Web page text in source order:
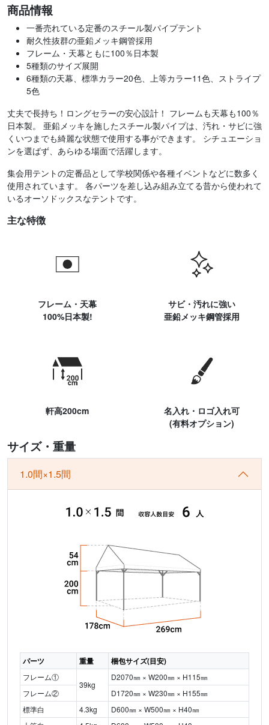
商品情報
一番売れている定番のスチール製パイプテント
耐久性抜群の亜鉛メッキ鋼管採用
フレーム・天幕ともに100％日本製
5種類のサイズ展開
6種類の天幕、標準カラー20色、上等カラー11色、ストライプ
5色
丈夫で長持ち！ロングセラーの安心設計！ フレームも天幕も100％
日本製。 亜鉛メッキを施したスチール製パイプは、汚れ・サビに強
くいつまでも綺麗な状態で使用する事ができます。 シチュエーショ
ンを選ばず、あらゆる場面で活躍します。
集会用テントの定番品として学校関係や各種イベントなどに数多く
使用されています。 各パーツを差し込み組み立てる昔から使われて
いるオーソドックスなテントです。
主な特徴
フレーム・天幕
100%日本製!
サビ・汚れに強い
亜鉛メッキ鋼管採用
軒高200cm
名入れ・ロゴ入れ可
(有料オプション)
サイズ・重量
1.0間×1.5間
パーツ 重量 梱包サイズ(目安)
フレーム①
39kg
D2070㎜ × W200㎜ × H115㎜
フレーム②
D1720㎜ × W230㎜ × H155㎜
標準白
4.3kg
D600㎜ × W500㎜ × H40㎜